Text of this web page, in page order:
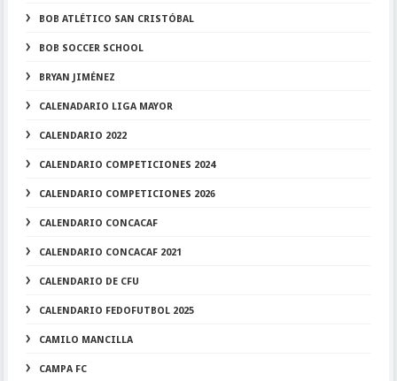
BOB ATLÉTICO SAN CRISTÓBAL
BOB SOCCER SCHOOL
BRYAN JIMÉNEZ
CALENADARIO LIGA MAYOR
CALENDARIO 2022
CALENDARIO COMPETICIONES 2024
CALENDARIO COMPETICIONES 2026
CALENDARIO CONCACAF
CALENDARIO CONCACAF 2021
CALENDARIO DE CFU
CALENDARIO FEDOFUTBOL 2025
CAMILO MANCILLA
CAMPA FC